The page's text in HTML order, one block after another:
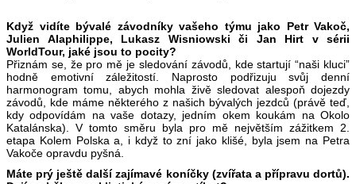
Když vidíte bývalé závodníky vašeho týmu jako Petr Vakoč,
Julien Alaphilippe, Lukasz Wisniowski či Jan Hirt v sérii
WorldTour, jaké jsou to pocity?
Přiznám se, že pro mě je sledování závodů, kde startují “naši kluci”
hodně emotivní záležitostí. Naprosto podřizuju svůj denní
harmonogram tomu, abych mohla živě sledovat alespoň dojezdy
závodů, kde máme některého z našich bývalých jezdců (právě teď,
kdy odpovídám na vaše dotazy, jedním okem koukám na Okolo
Katalánska). V tomto směru byla pro mě největším zážitkem 2.
etapa Kolem Polska a, i když to zní jako klišé, byla jsem na Petra
Vakoče opravdu pyšná.
Máte prý ještě další zajímavé koníčky (zvířata a přípravu dortů).